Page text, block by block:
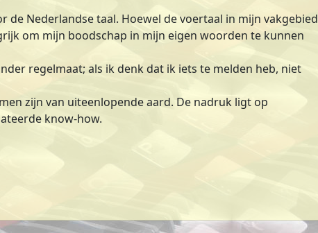
de Nederlandse taal. Hoewel de voertaal in mijn vakgebied
om mijn boodschap in mijn eigen woorden te kunnen
regelmaat; als ik denk dat ik iets te melden heb, niet
zijn van uiteenlopende aard. De nadruk ligt op
know-how.